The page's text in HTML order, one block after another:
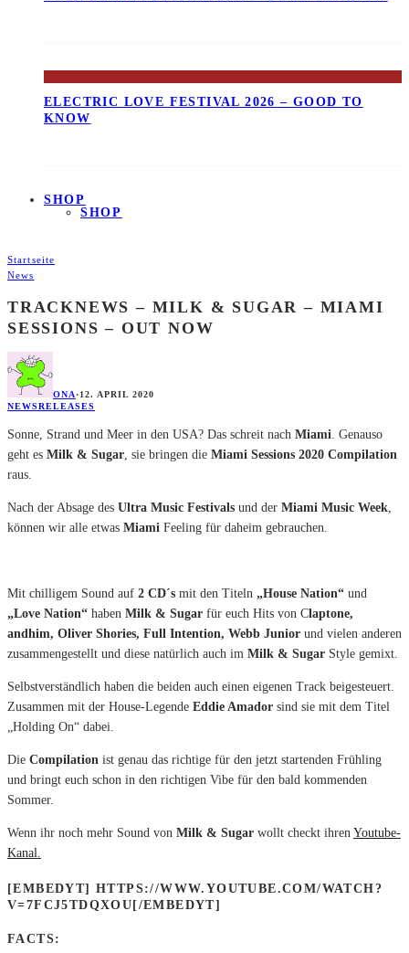
ELECTRIC LOVE FESTIVAL 2026 – GOOD TO
KNOW
SHOP
SHOP
Startseite
News
TRACKNEWS – MILK & SUGAR – MIAMI
SESSIONS – OUT NOW
ONA·12. APRIL 2020
NEWSRELEASES
Sonne, Strand und Meer in den USA? Das schreit nach Miami. Genauso
geht es Milk & Sugar, sie bringen die Miami Sessions 2020 Compilation
raus.
Nach der Absage des Ultra Music Festivals und der Miami Music Week,
können wir alle etwas Miami Feeling für daheim gebrauchen.
Mit chilligem Sound auf 2 CD´s mit den Titeln „House Nation“ und
„Love Nation“ haben Milk & Sugar für euch Hits von Claptone,
andhim, Oliver Shories, Full Intention, Webb Junior und vielen anderen
zusammengestellt und diese natürlich auch im Milk & Sugar Style gemixt.
Selbstverständlich haben die beiden auch einen eigenen Track beigesteuert.
Zusammen mit der House-Legende Eddie Amador sind sie mit dem Titel
„Holding On“ dabei.
Die Compilation ist genau das richtige für den jetzt startenden Frühling
und bringt euch schon in den richtigen Vibe für den bald kommenden
Sommer.
Wenn ihr noch mehr Sound von Milk & Sugar wollt checkt ihren Youtube-
Kanal.
[EMBEDYT] HTTPS://WWW.YOUTUBE.COM/WATCH?
V=7FCJ5TDQXOU[/EMBEDYT]
FACTS: